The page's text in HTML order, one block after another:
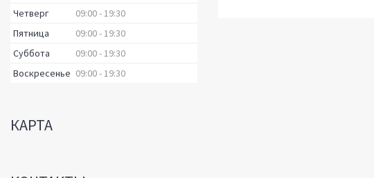
Четверг
09:00 19:30
Пятница
09:00 19:30
Суббота
09:00 19:30
Воскресенье 09:00 19:30
КАРТА